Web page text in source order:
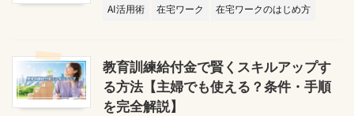
AI活用術 在宅ワーク 在宅ワークのはじめ方
教育訓練給付金で賢くスキルアップす
る方法【主婦でも使える？条件・手順
を完全解説】